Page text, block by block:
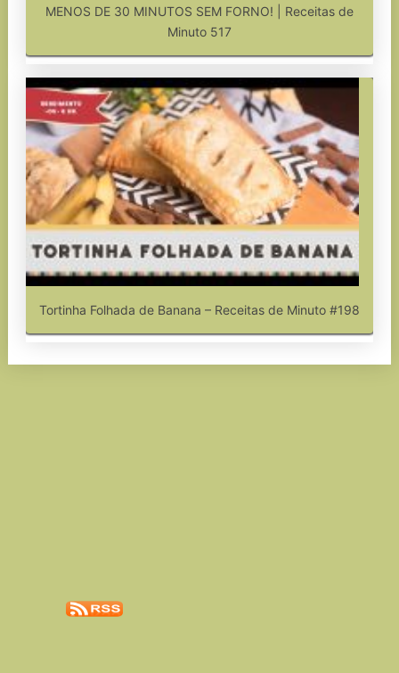
MENOS DE 30 MINUTOS SEM FORNO! | Receitas de
Minuto 517
Tortinha Folhada de Banana – Receitas de Minuto #198